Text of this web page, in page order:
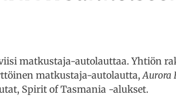
matkustaja-autolauttaa. Yhtiön
matkustaja-autolautta, Aurora
Spirit of Tasmania -alukset.